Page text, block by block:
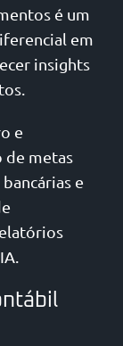
é um
em
insights
e
de metas
e